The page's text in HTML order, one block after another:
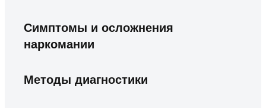
Симптомы и осложнения
наркомании
Методы диагностики